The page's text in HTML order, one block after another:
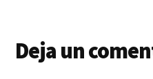
Deja un